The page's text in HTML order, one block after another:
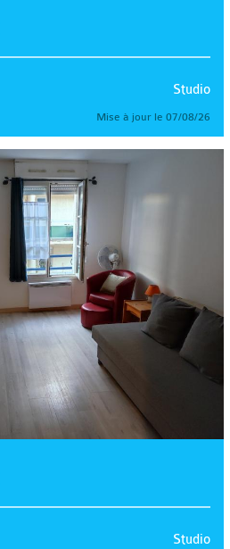
Studio
Mise à jour le 07/08/26
Studio